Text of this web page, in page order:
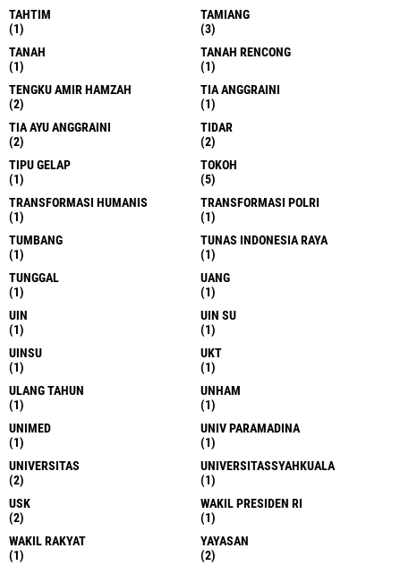
TAHTIM
(1)
TAMIANG
(3)
TANAH
(1)
TANAH RENCONG
(1)
TENGKU AMIR HAMZAH
(2)
TIA ANGGRAINI
(1)
TIA AYU ANGGRAINI
(2)
TIDAR
(2)
TIPU GELAP
(1)
TOKOH
(5)
TRANSFORMASI HUMANIS
(1)
TRANSFORMASI POLRI
(1)
TUMBANG
(1)
TUNAS INDONESIA RAYA
(1)
TUNGGAL
(1)
UANG
(1)
UIN
(1)
UIN SU
(1)
UINSU
(1)
UKT
(1)
ULANG TAHUN
(1)
UNHAM
(1)
UNIMED
(1)
UNIV PARAMADINA
(1)
UNIVERSITAS
(2)
UNIVERSITASSYAHKUALA
(1)
USK
(2)
WAKIL PRESIDEN RI
(1)
WAKIL RAKYAT
(1)
YAYASAN
(2)